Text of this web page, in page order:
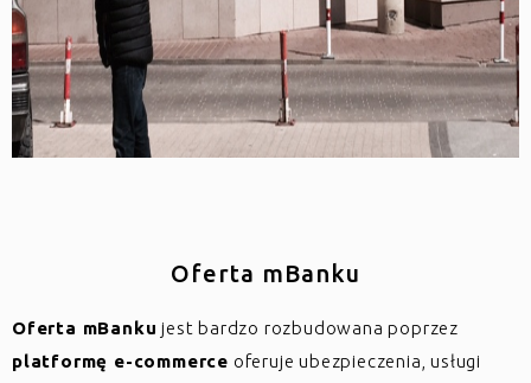
Oferta mBanku
Oferta mBanku jest bardzo rozbudowana poprzez
platformę e-commerce oferuje ubezpieczenia, usługi